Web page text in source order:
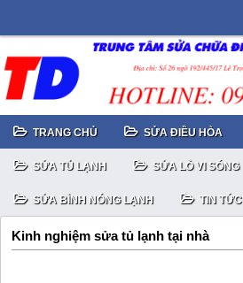
TRANG CHỦ SỬA ĐIỀU HÒA
SỬA TỦ LẠNH SỬA LÒ VI SÓNG
SỬA BÌNH NÓNG LẠNH TIN TỨC
Kinh nghiệm sửa tủ lạnh tại nhà